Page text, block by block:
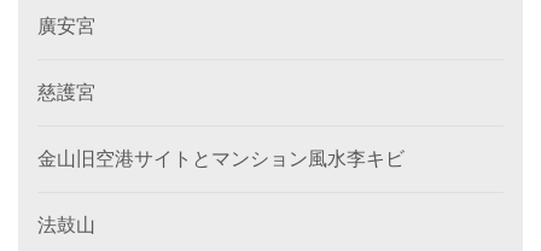
廣安宮
慈護宮
金山旧空港サイトとマンション風水李キビ
法鼓山